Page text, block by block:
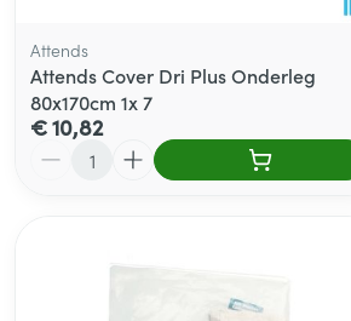
Attends
Attends Cover Dri Plus Onderleg
80x170cm 1x 7
€ 10,82